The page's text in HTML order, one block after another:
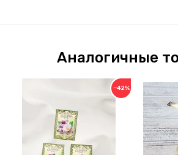
Аналогичные
−42%